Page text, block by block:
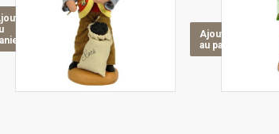
Ajouter
au panier